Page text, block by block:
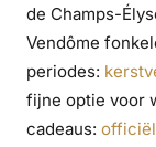
de Champs-
Vendôme
periodes:
fijne optie voor
cadeaus: